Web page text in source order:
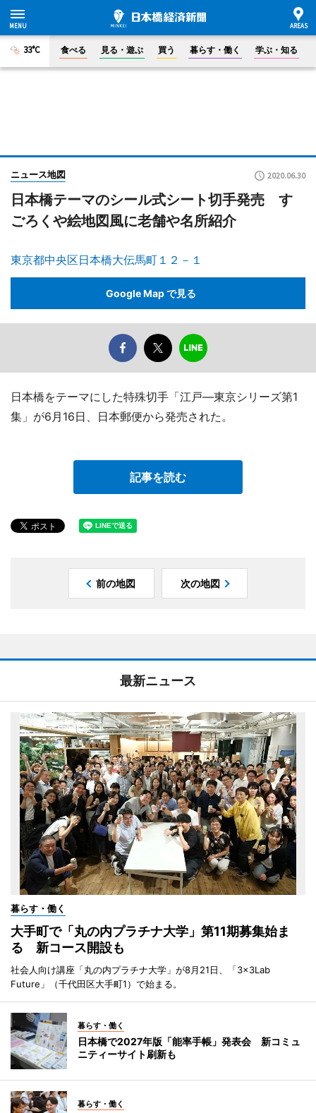
33°C 食べる 見る・遊ぶ 買う 暮らす・働く 学ぶ・知る
ニュース地図 2020.06.30
日本橋テーマのシール式シート切手発売 す
ごろくや絵地図風に老舗や名所紹介
東京都中央区日本橋大伝馬町１２－１
Google Map で見る
日本橋をテーマにした特殊切手「江戸―東京シリーズ第1
集」が6月16日、日本郵便から発売された。
記事を読む
前の地図 次の地図
最新ニュース
暮らす・働く
大手町で「丸の内プラチナ大学」第11期募集始ま
る 新コース開設も
社会人向け講座「丸の内プラチナ大学」が8月21日、「3×3Lab
Future」（千代田区大手町1）で始まる。
暮らす・働く
日本橋で2027年版「能率手帳」発表会 新コミュ
ニティーサイト刷新も
暮らす・働く